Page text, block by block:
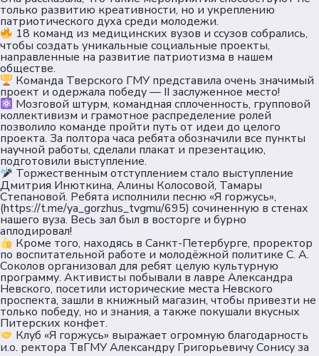
только развитию креативности, но и укреплению
патриотического духа среди молодежи.
18 команд из медицинских вузов и ссузов собрались,
чтобы создать уникальные социальные проекты,
направленные на развитие патриотизма в нашем
обществе.
Команда Тверского ГМУ представила очень значимый
проект и одержала победу — II заслуженное место!
Мозговой штурм, командная сплоченность, групповой
коллективизм и грамотное распределение ролей
позволило команде пройти путь от идеи до целого
проекта. За полтора часа ребята обозначили все пункты
научной работы, сделали плакат и презентацию,
подготовили выступление.
Торжественным отступлением стало выступление
Дмитрия Инюткина, Алины Колосовой, Тамары
Степановой. Ребята исполнили песню «Я горжусь»,
(https://t.me/ya_gorzhus_tvgmu/695) сочиненную в стенах
нашего вуза. Весь зал был в восторге и бурно
аплодировал!
Кроме того, находясь в Санкт-Петербурге, проректор
по воспитательной работе и молодёжной политике С. А.
Соколов организовал для ребят целую культурную
программу. Активисты побывали в лавре Александра
Невского, посетили исторические места Невского
проспекта, зашли в книжный магазин, чтобы привезти не
только победу, но и знания, а также покушали вкусных
Питерских конфет.
Клуб «Я горжусь» выражает огромную благодарность
и.о. ректора ТвГМУ Александру Григорьевичу Сонису за
Партнеры
Пользовательское соглашение
Согласие на обработку персональных данных
Политика обеспечения безопасности
персональных данных
сети
Телеграм
ВКонтакте
Max